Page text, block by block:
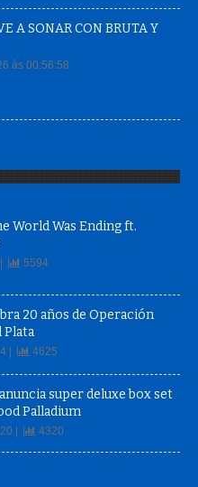
A SONAR CON BRUTA Y
às 00:56:58
World Was Ending ft.
5594
20 años de Operación
Plata
| 4625
super deluxe box set
Palladium
| 4320